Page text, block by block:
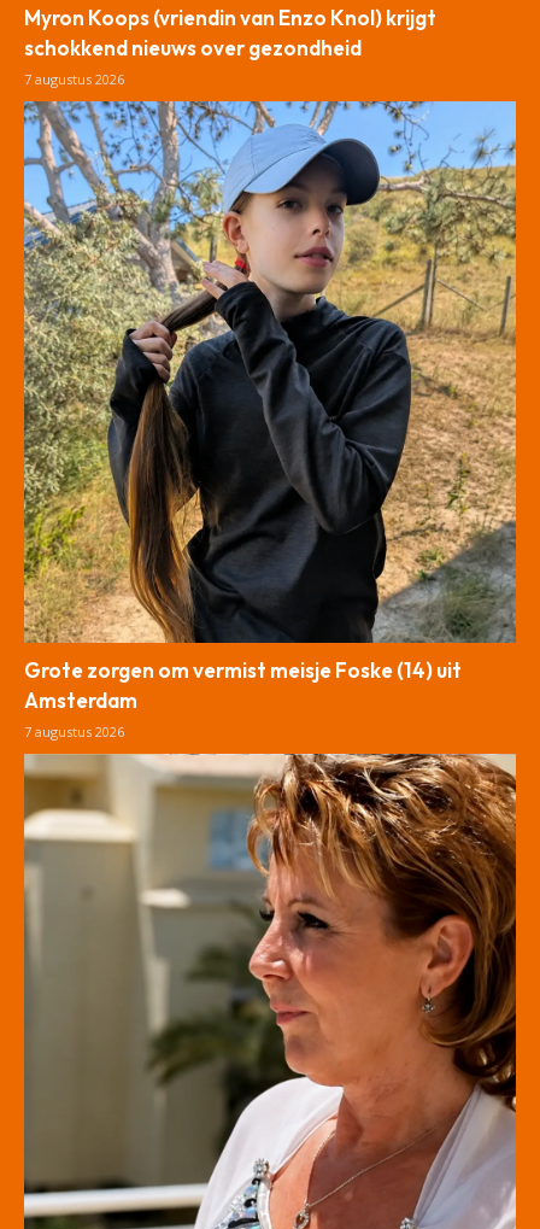
Myron Koops (vriendin van Enzo Knol) krijgt
schokkend nieuws over gezondheid
7 augustus 2026
Grote zorgen om vermist meisje Foske (14) uit
Amsterdam
7 augustus 2026